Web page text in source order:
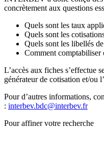
concrètement aux questions
Quels sont les taux
Quels sont les
Quels sont les libellés
Comment comptabiliser
L’accès aux fiches s’effectue
générateur de cotisation et/ou
Pour d’autres informations,
: interbev.bdc@interbev.fr
Pour affiner votre recherche